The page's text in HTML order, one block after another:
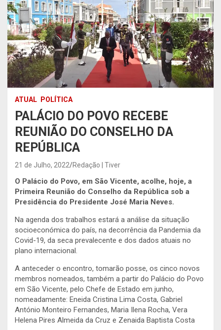
ATUAL POLÍTICA
PALÁCIO DO POVO RECEBE
REUNIÃO DO CONSELHO DA
REPÚBLICA
21 de Julho, 2022 Redação | Tiver
O Palácio do Povo, em São Vicente, acolhe, hoje, a
Primeira Reunião do Conselho da República sob a
Presidência do Presidente José Maria Neves.
Na agenda dos trabalhos estará a análise da situação
socioeconómica do país, na decorrência da Pandemia da
Covid-19, da seca prevalecente e dos dados atuais no
plano internacional.
A anteceder o encontro, tomarão posse, os cinco novos
membros nomeados, também a partir do Palácio do Povo
em São Vicente, pelo Chefe de Estado em junho,
nomeadamente: Eneida Cristina Lima Costa, Gabriel
António Monteiro Fernandes, Maria Ilena Rocha, Vera
Helena Pires Almeida da Cruz e Zenaida Baptista Costa